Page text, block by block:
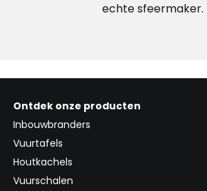
echte sfeermaker.
Ontdek onze producten
Inbouwbranders
Vuurtafels
Houtkachels
Vuurschalen